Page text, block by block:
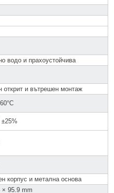
водо и прахоустойчива
открит и вътрешен монтаж
±25%
корпус и метална основа
95.9 mm